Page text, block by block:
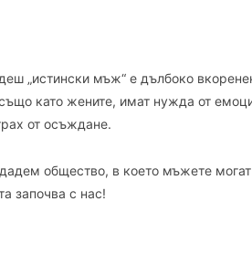
„истински мъж“ е дълбоко
като жените, имат нужда от
от осъждане.
общество, в което мъжете
започва с нас!